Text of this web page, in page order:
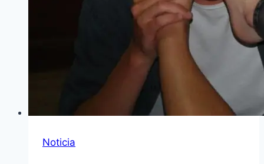
Noticia